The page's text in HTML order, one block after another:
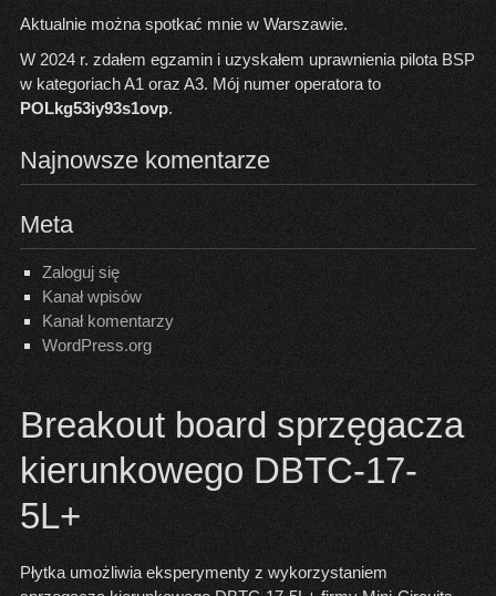
Aktualnie można spotkać mnie w Warszawie.
W 2024 r. zdałem egzamin i uzyskałem uprawnienia pilota BSP
w kategoriach A1 oraz A3. Mój numer operatora to
POLkg53iy93s1ovp.
Najnowsze komentarze
Meta
Zaloguj się
Kanał wpisów
Kanał komentarzy
WordPress.org
Breakout board sprzęgacza
kierunkowego DBTC-17-
5L+
Płytka umożliwia eksperymenty z wykorzystaniem